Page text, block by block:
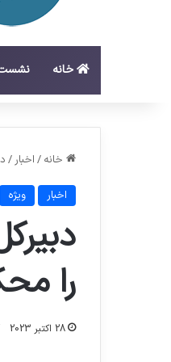
خانه
خانه / اخبار/
اخبار ویژه
را
28 اکتبر 2023